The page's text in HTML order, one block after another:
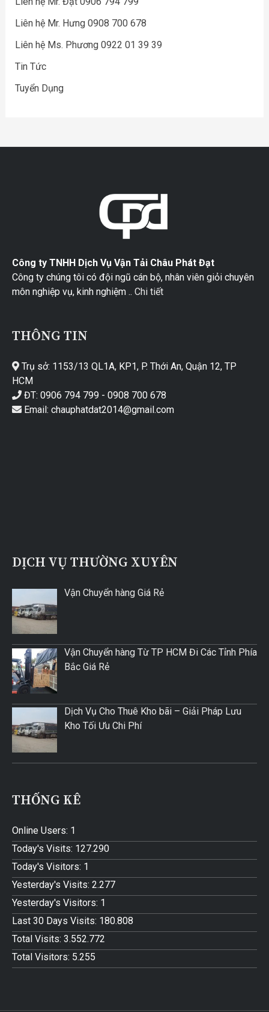
Liên hệ Mr. Hưng 0908 700 678
Liên hệ Ms. Phương 0922 01 39 39
Tin Tức
Tuyển Dụng
Công ty TNHH Dịch Vụ Vận Tải Châu Phát Đạt
Công ty chúng tôi có đội ngũ cán bộ, nhân viên giỏi chuyên
môn nghiệp vụ, kinh nghiệm .. Chi tiết
THÔNG TIN
Trụ sở: 1153/13 QL1A, KP1, P. Thới An, Quận 12, TP
HCM
ĐT: 0906 794 799 - 0908 700 678
Email: chauphatdat2014@gmail.com
DỊCH VỤ THƯỜNG XUYÊN
Vận Chuyển hàng Giá Rẻ
Vận Chuyển hàng Từ TP HCM Đi Các Tỉnh Phía
Bắc Giá Rẻ
Dịch Vụ Cho Thuê Kho bãi – Giải Pháp Lưu
Kho Tối Ưu Chi Phí
THỐNG KÊ
Online Users: 1
Today's Visits: 127.290
Today's Visitors: 1
Yesterday's Visits: 2.277
Yesterday's Visitors: 1
Last 30 Days Visits: 180.808
Total Visits: 3.552.772
Total Visitors: 5.255